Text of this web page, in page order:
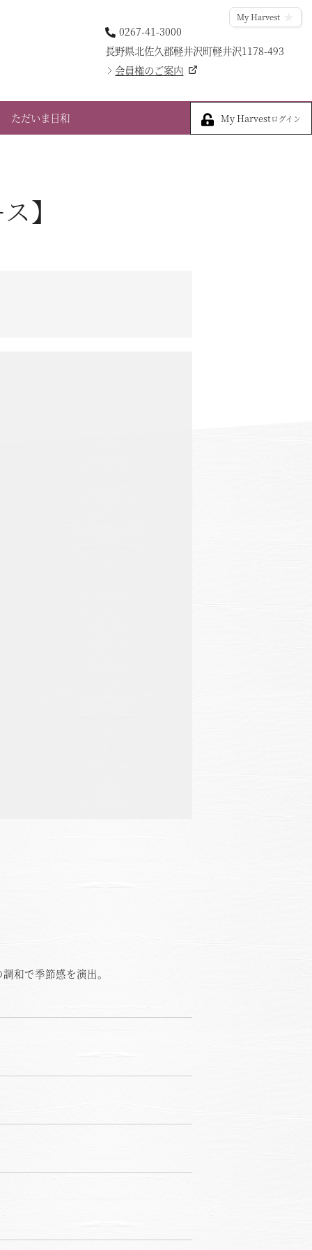
0267-41-3000
長野県北佐久郡軽井沢町軽井沢1178-493
会員権のご案内
My Harvest
ただいま日和 My Harvestログイン
】
和で季節感を演出。